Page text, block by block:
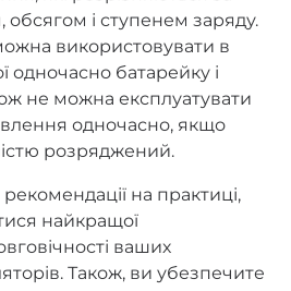
і ступенем заряду.
використовувати в
одночасно батарейку і
не можна експлуатувати
одночасно, якщо
розряджений.
на практиці,
найкращої
ваших
Також, ви убезпечите